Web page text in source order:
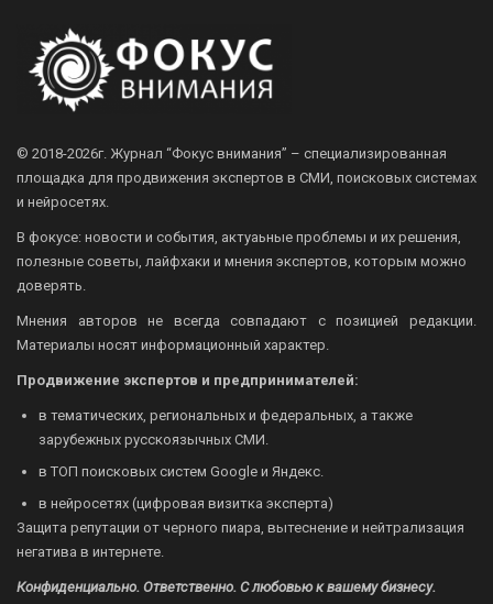
© 2018-2026г. Журнал “Фокус внимания” – специализированная
площадка для продвижения экспертов в СМИ, поисковых системах
и нейросетях.
В фокусе: новости и события, актуаьные проблемы и их решения,
полезные советы, лайфхаки и мнения экспертов, которым можно
доверять.
Мнения авторов не всегда совпадают с позицией редакции.
Материалы носят информационный характер.
Продвижение экспертов и предпринимателей:
в тематических, региональных и федеральных, а также
зарубежных русскоязычных СМИ.
в ТОП поисковых систем Google и Яндекс.
в нейросетях (цифровая визитка эксперта)
Защита репутации от черного пиара, вытеснение и нейтрализация
негатива в интернете.
Конфиденциально. Ответственно. С любовью к вашему бизнесу.